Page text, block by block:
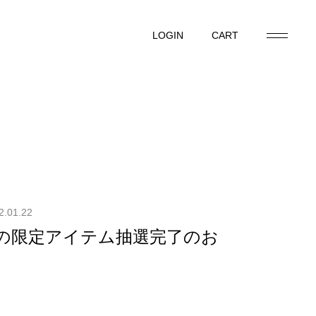
LOGIN
CART
限定アイテム抽選完了のお